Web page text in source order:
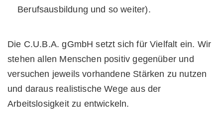
Berufsausbildung und so weiter).
Die C.U.B.A. gGmbH setzt sich für Vielfalt ein. Wir
stehen allen Menschen positiv gegenüber und
versuchen jeweils vorhandene Stärken zu nutzen
und daraus realistische Wege aus der
Arbeitslosigkeit zu entwickeln.